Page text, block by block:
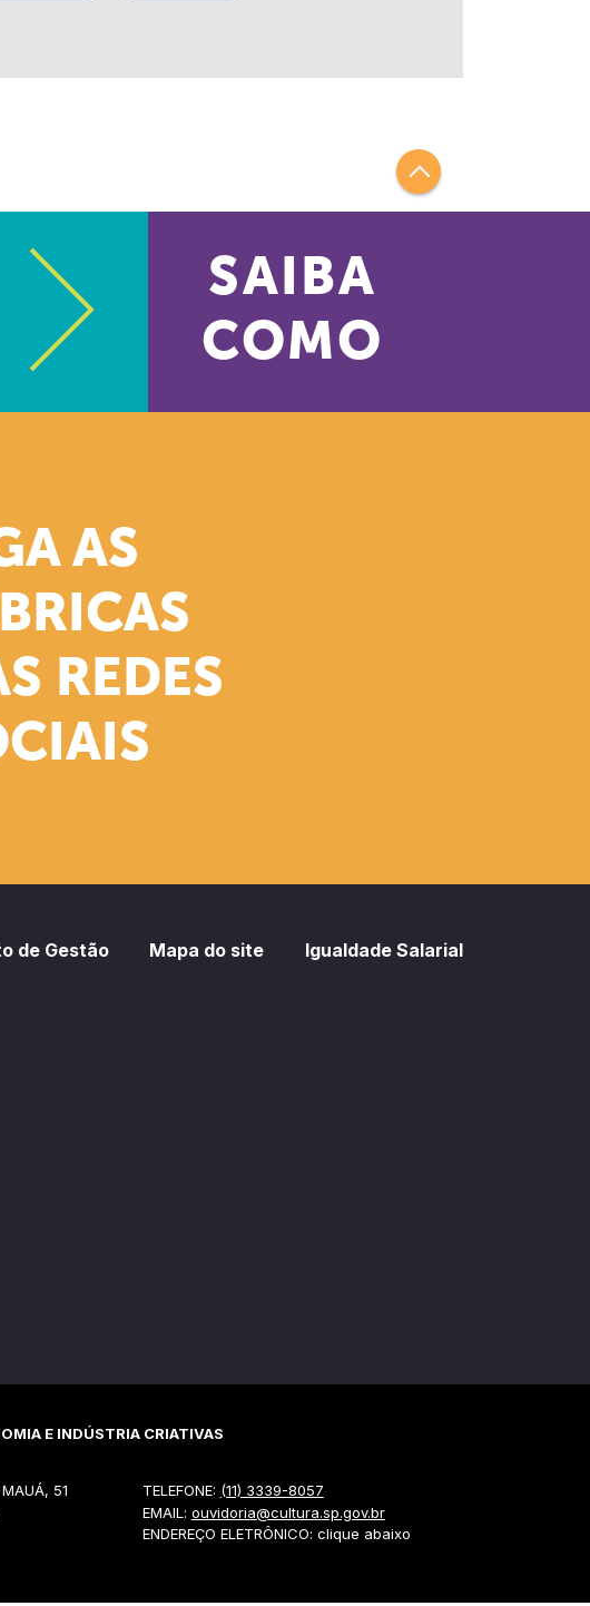
SAIBA
COMO
AS
REDES
de Gestão Mapa do site Igualdade Salarial
E INDÚSTRIA CRIATIVAS
51
TELEFONE: (11) 3339-8057
EMAIL: ouvidoria@cultura.sp.gov.br
ENDEREÇO ELETRÔNICO: clique abaixo